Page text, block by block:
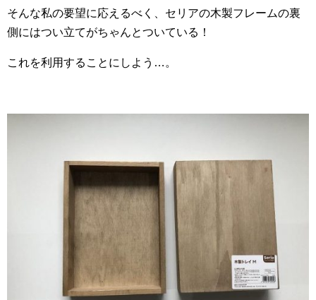
そんな私の要望に応えるべく、セリアの木製フレームの裏
側にはつい立てがちゃんとついている！
これを利用することにしよう…。